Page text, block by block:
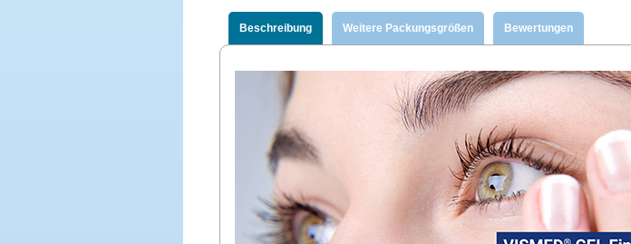
Beschreibung Weitere Packungsgrößen Bewertungen